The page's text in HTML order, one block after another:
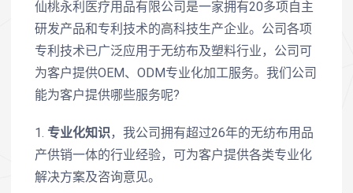
仙桃永利医疗用品有限公司是一家拥有20多项自主
研发产品和专利技术的高科技生产企业。公司各项
专利技术已广泛应用于无纺布及塑料行业，公司可
为客户提供OEM、ODM专业化加工服务。我们公司
能为客户提供哪些服务呢?
1. 专业化知识，我公司拥有超过26年的无纺布用品
产供销一体的行业经验，可为客户提供各类专业化
解决方案及咨询意见。